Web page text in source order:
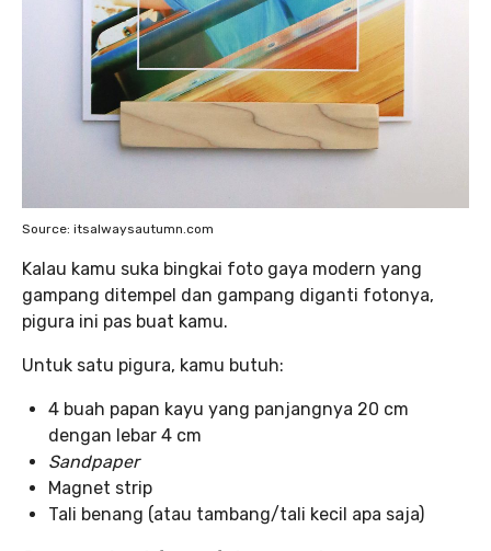
Source: itsalwaysautumn.com
Kalau kamu suka bingkai foto gaya modern yang
gampang ditempel dan gampang diganti fotonya,
pigura ini pas buat kamu.
Untuk satu pigura, kamu butuh:
4 buah papan kayu yang panjangnya 20 cm
dengan lebar 4 cm
Sandpaper
Magnet strip
Tali benang (atau tambang/tali kecil apa saja)